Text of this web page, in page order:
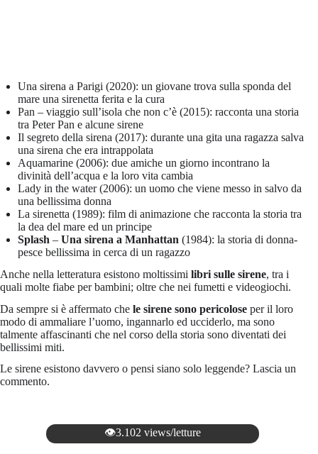
Una sirena a Parigi (2020): un giovane trova sulla sponda del
mare una sirenetta ferita e la cura
Pan – viaggio sull’isola che non c’è (2015): racconta una storia
tra Peter Pan e alcune sirene
Il segreto della sirena (2017): durante una gita una ragazza salva
una sirena che era intrappolata
Aquamarine (2006): due amiche un giorno incontrano la
divinità dell’acqua e la loro vita cambia
Lady in the water (2006): un uomo che viene messo in salvo da
una bellissima donna
La sirenetta (1989): film di animazione che racconta la storia tra
la dea del mare ed un principe
Splash – Una sirena a Manhattan (1984): la storia di donna-
pesce bellissima in cerca di un ragazzo
Anche nella letteratura esistono moltissimi libri sulle sirene, tra i
quali molte fiabe per bambini; oltre che nei fumetti e videogiochi.
Da sempre si è affermato che le sirene sono pericolose per il loro
modo di ammaliare l’uomo, ingannarlo ed ucciderlo, ma sono
talmente affascinanti che nel corso della storia sono diventati dei
bellissimi miti.
Le sirene esistono davvero o pensi siano solo leggende? Lascia un
commento.
👁️3.102 views/letture